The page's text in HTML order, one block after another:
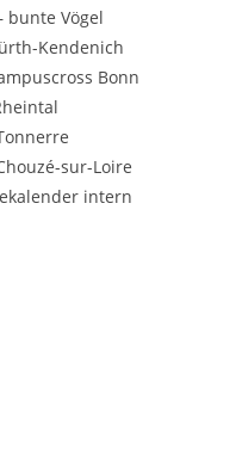
bunte Vögel
Kendenich
Bonn
sur-Loire
intern